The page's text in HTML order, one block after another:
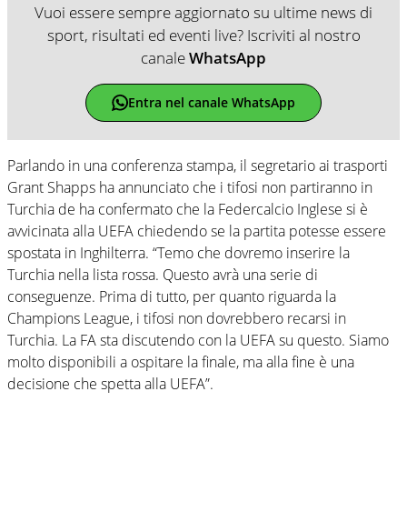
Vuoi essere sempre aggiornato su ultime news di
sport, risultati ed eventi live? Iscriviti al nostro
canaleWhatsApp
Entra nel canale WhatsApp
Parlando in una conferenza stampa, il segretario ai trasporti
Grant Shapps ha annunciato che i tifosi non partiranno in
Turchia de ha confermato che la Federcalcio Inglese si è
avvicinata alla UEFA chiedendo se la partita potesse essere
spostata in Inghilterra. “Temo che dovremo inserire la
Turchia nella lista rossa. Questo avrà una serie di
conseguenze. Prima di tutto, per quanto riguarda la
Champions League, i tifosi non dovrebbero recarsi in
Turchia. La FA sta discutendo con la UEFA su questo. Siamo
molto disponibili a ospitare la finale, ma alla fine è una
decisione che spetta alla UEFA”.